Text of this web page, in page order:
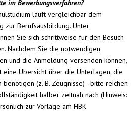
im Bewerbungsverfahren?
läuft vergleichbar dem
zur Berufsausbildung. Unter
Sie sich schrittweise für den Besuch
Nachdem Sie die notwendigen
und die Anmeldung versenden können,
eine Übersicht über die Unterlagen, die
(z. B. Zeugnisse) - bitte reichen
halber zeitnah nach (Hinweis:
zur Vorlage am HBK